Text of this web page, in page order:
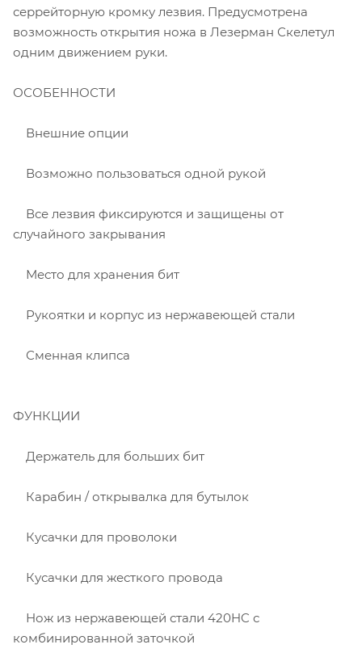
серрейторную кромку лезвия. Предусмотрена
возможность открытия ножа в Лезерман Скелетул
одним движением руки.
ОСОБЕННОСТИ
Внешние опции
Возможно пользоваться одной рукой
Все лезвия фиксируются и защищены от
случайного закрывания
Место для хранения бит
Рукоятки и корпус из нержавеющей стали
Сменная клипса
ФУНКЦИИ
Держатель для больших бит
Карабин / открывалка для бутылок
Кусачки для проволоки
Кусачки для жесткого провода
Нож из нержавеющей стали 420HC с
комбинированной заточкой